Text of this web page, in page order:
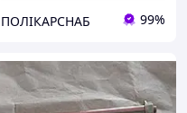
ПОЛІКАРСНАБ 99%